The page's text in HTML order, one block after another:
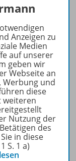
Anzeigen zu
Medien
auf unserer
geben wir
Webseite an
Werbung und
diese
weiteren
Nutzung der
des
in diese
S. 1 a)